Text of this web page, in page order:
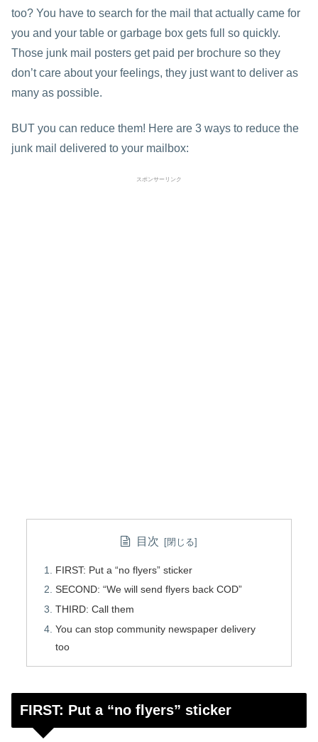
too? You have to search for the mail that actually came for
you and your table or garbage box gets full so quickly.
Those junk mail posters get paid per brochure so they
don’t care about your feelings, they just want to deliver as
many as possible.
BUT you can reduce them! Here are 3 ways to reduce the
junk mail delivered to your mailbox:
スポンサーリンク
目次
FIRST: Put a “no flyers” sticker
SECOND: “We will send flyers back COD”
THIRD: Call them
You can stop community newspaper delivery
too
FIRST: Put a “no flyers” sticker